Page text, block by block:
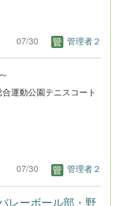
07/30 管理者２
運動公園テニスコート
07/30
管理者２
レーボール部・野